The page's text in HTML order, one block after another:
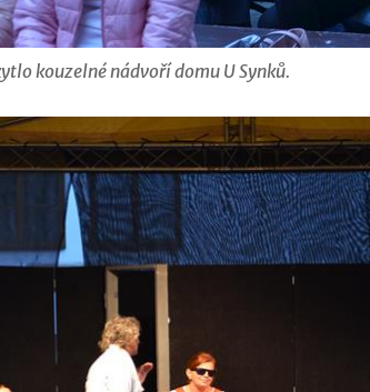
kouzelné nádvoří domu U Synků.